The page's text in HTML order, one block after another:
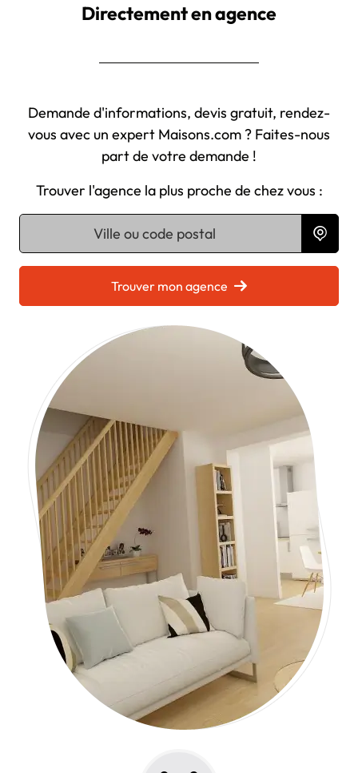
Directement en agence
Demande d'informations, devis gratuit, rendez-
vous avec un expert Maisons.com ? Faites-nous
part de votre demande !
Trouver l'agence la plus proche de chez vous :
Chargement...
Trouver mon agence